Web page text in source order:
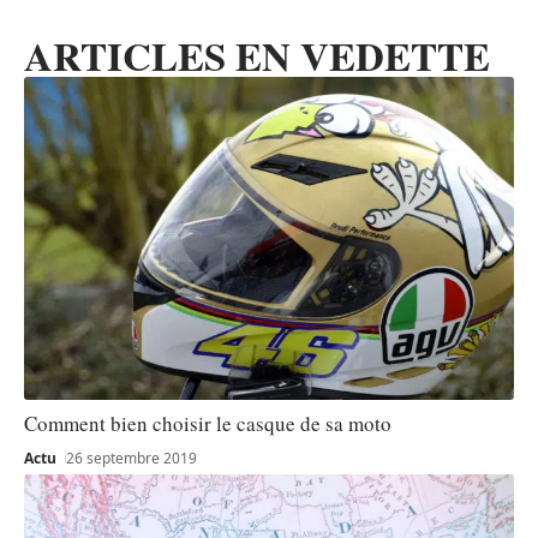
ARTICLES EN VEDETTE
Comment bien choisir le casque de sa moto
Actu 26 septembre 2019